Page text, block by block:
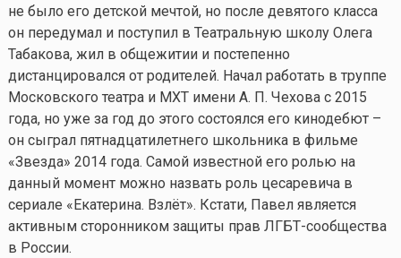
не было его детской мечтой, но после девятого класса
он передумал и поступил в Театральную школу Олега
Табакова, жил в общежитии и постепенно
дистанцировался от родителей. Начал работать в труппе
Московского театра и МХТ имени А. П. Чехова с 2015
года, но уже за год до этого состоялся его кинодебют –
он сыграл пятнадцатилетнего школьника в фильме
«Звезда» 2014 года. Самой известной его ролью на
данный момент можно назвать роль цесаревича в
сериале «Екатерина. Взлёт». Кстати, Павел является
активным сторонником защиты прав ЛГБТ-сообщества
в России.